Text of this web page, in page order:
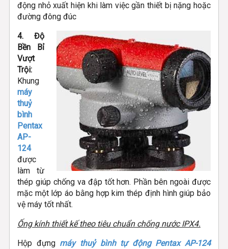
động nhỏ xuất hiện khi làm việc gần thiết bị nặng hoặc
đường đông đúc
4. Độ
Bền Bỉ
Vượt
Trội:
Khung
máy
thuỷ
bình
Pentax
AP-
124
được
làm từ
thép giúp chống va đập tốt hơn. Phần bên ngoài được
mặc một lớp áo bằng hợp kim thép định hình giúp bảo
vệ máy tốt nhất.
Ống kính thiết kế theo tiêu chuẩn chống nước IPX4.
Hộp đựng máy thuỷ bình tự động Pentax AP-124